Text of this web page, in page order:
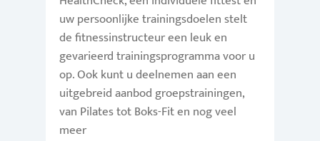
uw persoonlijke trainingsdoelen stelt
de fitnessinstructeur een leuk en
gevarieerd trainingsprogramma voor u
op. Ook kunt u deelnemen aan een
uitgebreid aanbod groepstrainingen,
van Pilates tot Boks-Fit en nog veel
meer